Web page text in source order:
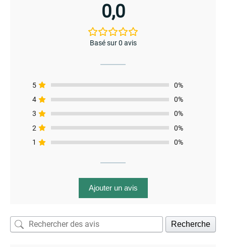
0,0
Basé sur 0 avis
5
0%
4
0%
3
0%
2
0%
1
0%
Ajouter un avis
Recherche